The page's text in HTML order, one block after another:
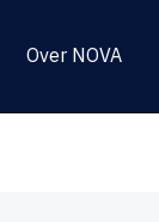
Over NOVA